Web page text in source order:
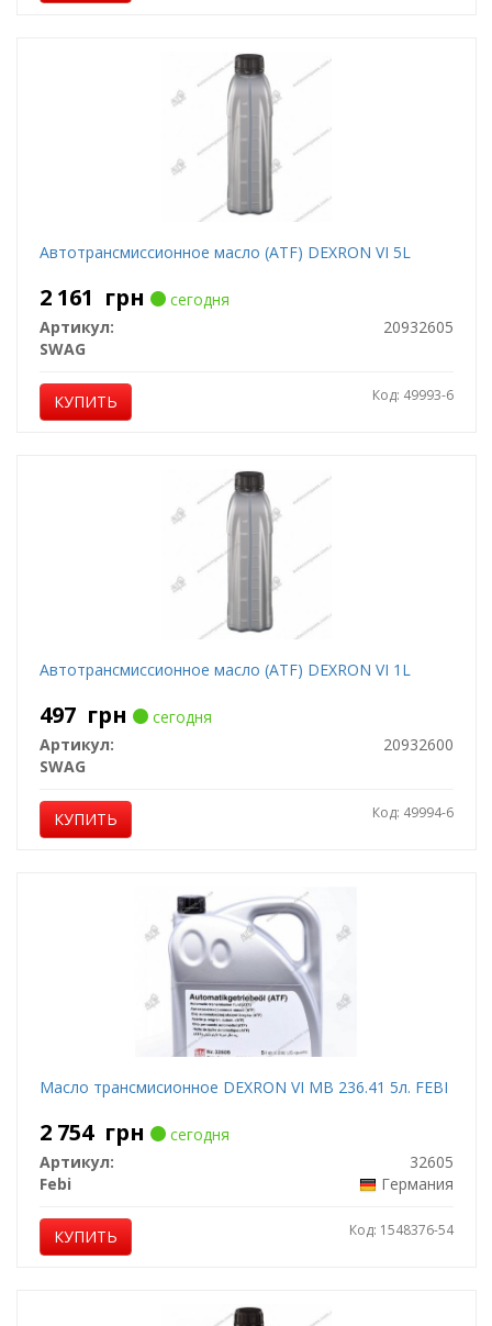
Автотрансмиссионное масло (ATF) DEXRON VI 5L
2 161 грн
сегодня
Артикул:
20932605
SWAG
КУПИТЬ Код: 49993-6
Автотрансмиссионное масло (ATF) DEXRON VI 1L
497 грн
сегодня
Артикул:
20932600
SWAG
КУПИТЬ Код: 49994-6
Масло трансмисионное DEXRON VI MB 236.41 5л. FEBI
2 754 грн
сегодня
Артикул:
32605
Febi
Германия
КУПИТЬ Код: 1548376-54